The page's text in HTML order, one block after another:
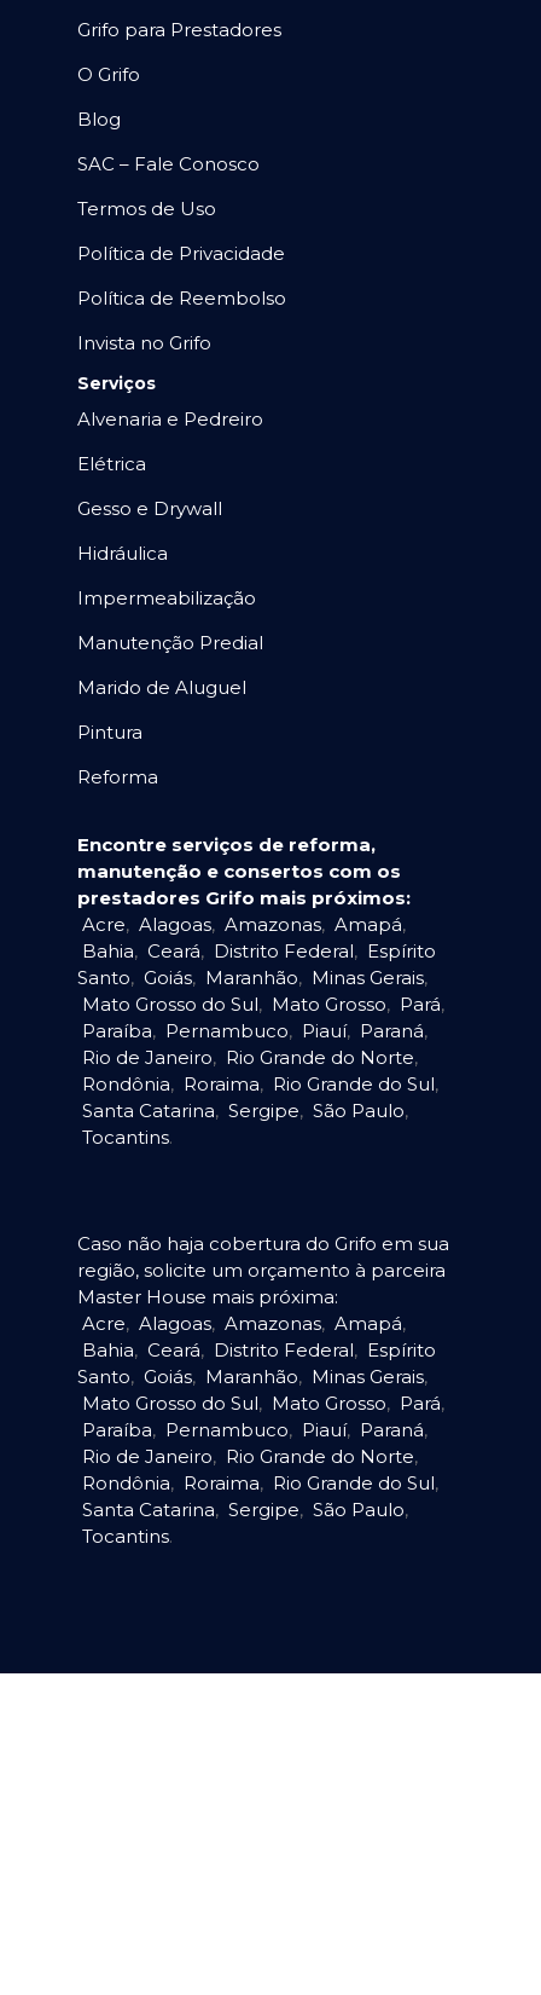
Grifo para Prestadores
O Grifo
Blog
SAC – Fale Conosco
Termos de Uso
Política de Privacidade
Política de Reembolso
Invista no Grifo
Serviços
Alvenaria e Pedreiro
Elétrica
Gesso e Drywall
Hidráulica
Impermeabilização
Manutenção Predial
Marido de Aluguel
Pintura
Reforma
Encontre serviços de reforma,
manutenção e consertos com os
prestadores Grifo mais próximos:
Acre, Alagoas, Amazonas, Amapá,
Bahia, Ceará, Distrito Federal, Espírito
Santo, Goiás, Maranhão, Minas Gerais,
Mato Grosso do Sul, Mato Grosso, Pará,
Paraíba, Pernambuco, Piauí, Paraná,
Rio de Janeiro, Rio Grande do Norte,
Rondônia, Roraima, Rio Grande do Sul,
Santa Catarina, Sergipe, São Paulo,
Tocantins.
Caso não haja cobertura do Grifo em sua
região, solicite um orçamento à parceira
Master House mais próxima:
Acre, Alagoas, Amazonas, Amapá,
Bahia, Ceará, Distrito Federal, Espírito
Santo, Goiás, Maranhão, Minas Gerais,
Mato Grosso do Sul, Mato Grosso, Pará,
Paraíba, Pernambuco, Piauí, Paraná,
Rio de Janeiro, Rio Grande do Norte,
Rondônia, Roraima, Rio Grande do Sul,
Santa Catarina, Sergipe, São Paulo,
Tocantins.